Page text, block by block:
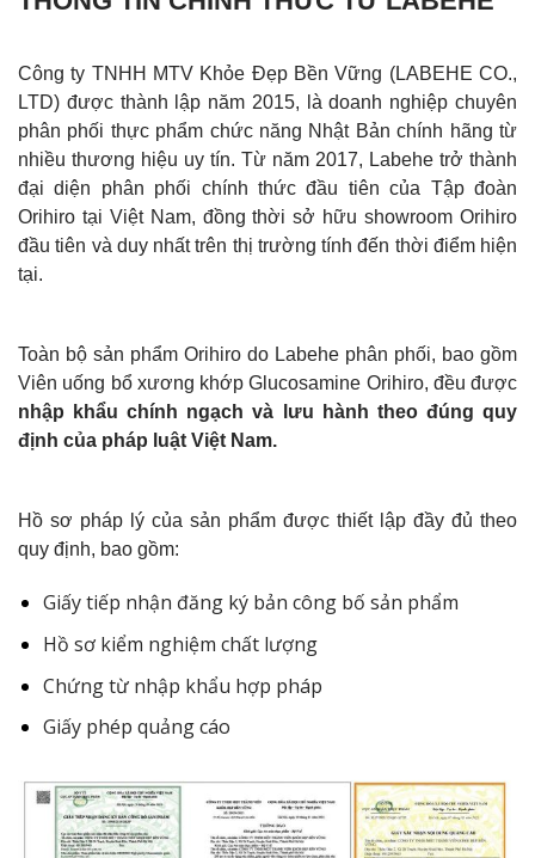
Công ty TNHH MTV Khỏe Đẹp Bền Vững (LABEHE CO.,
LTD) được thành lập năm 2015, là doanh nghiệp chuyên
phân phối thực phẩm chức năng Nhật Bản chính hãng từ
nhiều thương hiệu uy tín. Từ năm 2017, Labehe trở thành
đại diện phân phối chính thức đầu tiên của Tập đoàn
Orihiro tại Việt Nam, đồng thời sở hữu showroom Orihiro
đầu tiên và duy nhất trên thị trường tính đến thời điểm hiện
tại.
Toàn bộ sản phẩm Orihiro do Labehe phân phối, bao gồm
Viên uống bổ xương khớp Glucosamine Orihiro, đều được
nhập khẩu chính ngạch và lưu hành theo đúng quy
định của pháp luật Việt Nam.
Hồ sơ pháp lý của sản phẩm được thiết lập đầy đủ theo
quy định, bao gồm:
Giấy tiếp nhận đăng ký bản công bố sản phẩm
Hồ sơ kiểm nghiệm chất lượng
Chứng từ nhập khẩu hợp pháp
Giấy phép quảng cáo